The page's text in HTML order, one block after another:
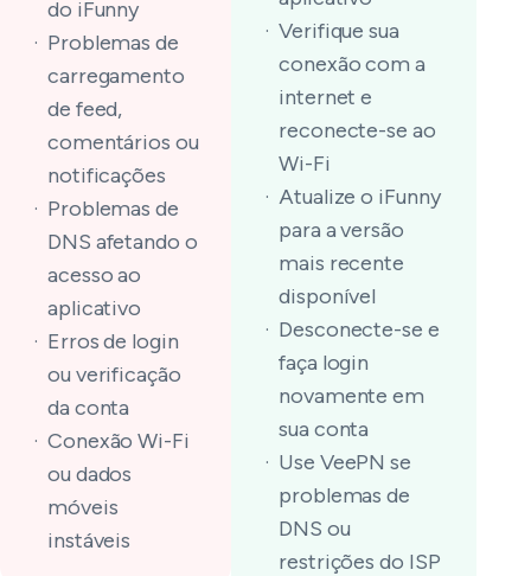
do iFunny
Problemas de
carregamento
de feed,
comentários ou
notificações
Problemas de
DNS afetando o
acesso ao
aplicativo
Erros de login
ou verificação
da conta
Conexão Wi-Fi
ou dados
móveis
instáveis
Verifique sua
conexão com a
internet e
reconecte-se ao
Wi-Fi
Atualize o iFunny
para a versão
mais recente
disponível
Desconecte-se e
faça login
novamente em
sua conta
Use VeePN se
problemas de
DNS ou
restrições do ISP